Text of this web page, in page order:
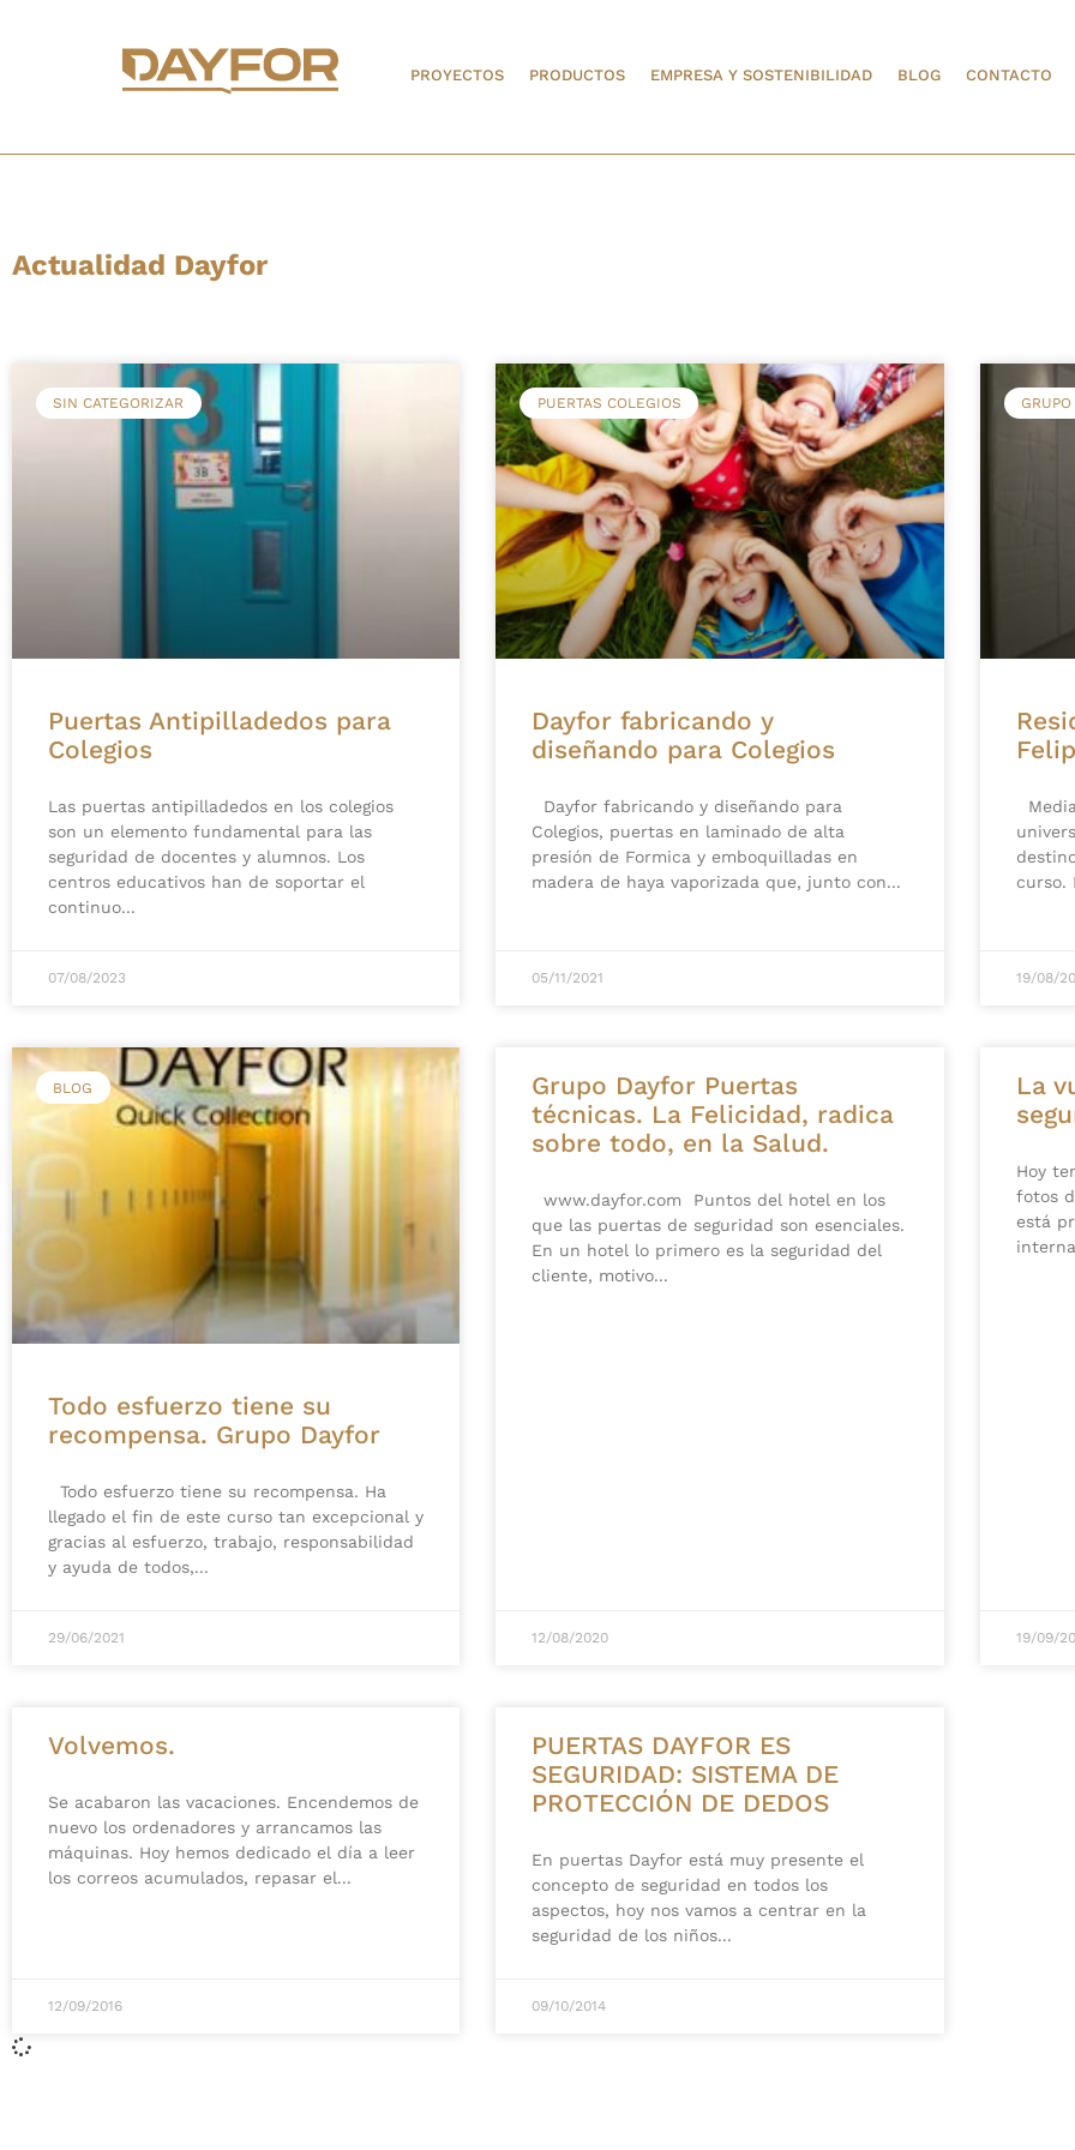
PROYECTOS PRODUCTOS EMPRESA Y SOSTENIBILIDAD BLOG CONTACTO
Actualidad Dayfor
SIN CATEGORIZAR
Puertas Antipilladedos para
Colegios
Las puertas antipilladedos en los colegios
son un elemento fundamental para las
seguridad de docentes y alumnos. Los
centros educativos han de soportar el
continuo
07/08/2023
PUERTAS COLEGIOS
Dayfor fabricando y
diseñando para Colegios
Dayfor fabricando y diseñando para
Colegios, puertas en laminado de alta
presión de Formica y emboquilladas en
madera de haya vaporizada que, junto con
05/11/2021
GRUPO
curso.
19/08/
BLOG
Todo esfuerzo tiene su
recompensa. Grupo Dayfor
Todo esfuerzo tiene su recompensa. Ha
llegado el fin de este curso tan excepcional y
gracias al esfuerzo, trabajo, responsabilidad
y ayuda de todos,
29/06/2021
Grupo Dayfor Puertas
técnicas. La Felicidad, radica
sobre todo, en la Salud.
www.dayfor.com Puntos del hotel en los
que las puertas de seguridad son esenciales.
En un hotel lo primero es la seguridad del
cliente, motivo
12/08/2020
La
Hoy
fotos
está
19/09/
Volvemos.
Se acabaron las vacaciones. Encendemos de
nuevo los ordenadores y arrancamos las
máquinas. Hoy hemos dedicado el día a leer
los correos acumulados, repasar el
12/09/2016
PUERTAS DAYFOR ES
SEGURIDAD: SISTEMA DE
PROTECCIÓN DE DEDOS
En puertas Dayfor está muy presente el
concepto de seguridad en todos los
aspectos, hoy nos vamos a centrar en la
seguridad de los niños
09/10/2014